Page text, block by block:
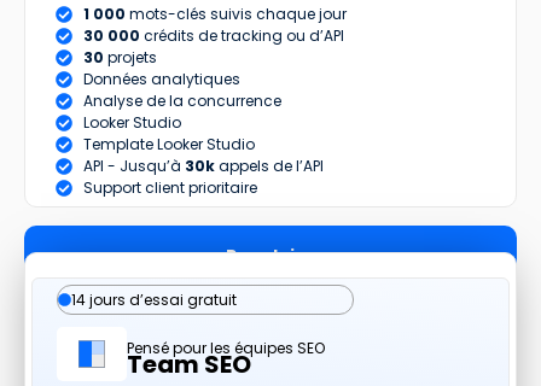
1 000 mots-clés suivis chaque jour
30 000 crédits de tracking ou d’API
30 projets
Données analytiques
Analyse de la concurrence
Looker Studio
Template Looker Studio
API - Jusqu’à 30kappels de l’API
Support client prioritaire
Populaire
14 jours d’essai gratuit
Pensé pour les équipes SEO
Team SEO